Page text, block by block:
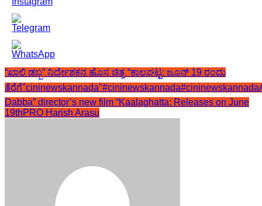
“ಖಾಲಿ ಡಬ್ಬ” ನಿರ್ದೇಶಕನ ಹೊಸ ಚಿತ್ರ “ಕಾಲಘಟ್ಟ: ಜೂನ್ 19 ರಂದು
ತೆರೆಗೆ"cininewskannada"#cininewskannada
Dabba” director’s new film “Kaalaghatta: Releases on June
19thPRO Harish Arasu